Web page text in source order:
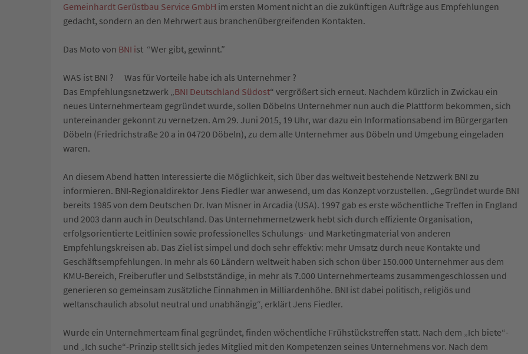
Gemeinhardt Gerüstbau Service GmbH im ersten Moment nicht an die zukünftigen Aufträge aus Empfehlungen
gedacht, sondern an den Mehrwert aus branchenübergreifenden Kontakten.
Das Moto von BNI ist “Wer gibt, gewinnt.”
WAS ist BNI ? Was für Vorteile habe ich als Unternehmer ?
Das Empfehlungsnetzwerk „BNI Deutschland Südost“ vergrößert sich erneut. Nachdem kürzlich in Zwickau ein
neues Unternehmerteam gegründet wurde, sollen Döbelns Unternehmer nun auch die Plattform bekommen, sich
untereinander gekonnt zu vernetzen. Am 29. Juni 2015, 19 Uhr, war dazu ein Informationsabend im Bürgergarten
Döbeln (Friedrichstraße 20 a in 04720 Döbeln), zu dem alle Unternehmer aus Döbeln und Umgebung eingeladen
waren.
An diesem Abend hatten Interessierte die Möglichkeit, sich über das weltweit bestehende Netzwerk BNI zu
informieren. BNI-Regionaldirektor Jens Fiedler war anwesend, um das Konzept vorzustellen. „Gegründet wurde BNI
bereits 1985 von dem Deutschen Dr. Ivan Misner in Arcadia (USA). 1997 gab es erste wöchentliche Treffen in England
und 2003 dann auch in Deutschland. Das Unternehmernetzwerk hebt sich durch effiziente Organisation,
erfolgsorientierte Leitlinien sowie professionelles Schulungs- und Marketingmaterial von anderen
Empfehlungskreisen ab. Das Ziel ist simpel und doch sehr effektiv: mehr Umsatz durch neue Kontakte und
Geschäftsempfehlungen. In mehr als 60 Ländern weltweit haben sich schon über 150.000 Unternehmer aus dem
KMU-Bereich, Freiberufler und Selbstständige, in mehr als 7.000 Unternehmerteams zusammengeschlossen und
generieren so gemeinsam zusätzliche Einnahmen in Milliardenhöhe. BNI ist dabei politisch, religiös und
weltanschaulich absolut neutral und unabhängig“, erklärt Jens Fiedler.
Wurde ein Unternehmerteam final gegründet, finden wöchentliche Frühstückstreffen statt. Nach dem „Ich biete“-
und „Ich suche“-Prinzip stellt sich jedes Mitglied mit den Kompetenzen seines Unternehmens vor. Nach dem